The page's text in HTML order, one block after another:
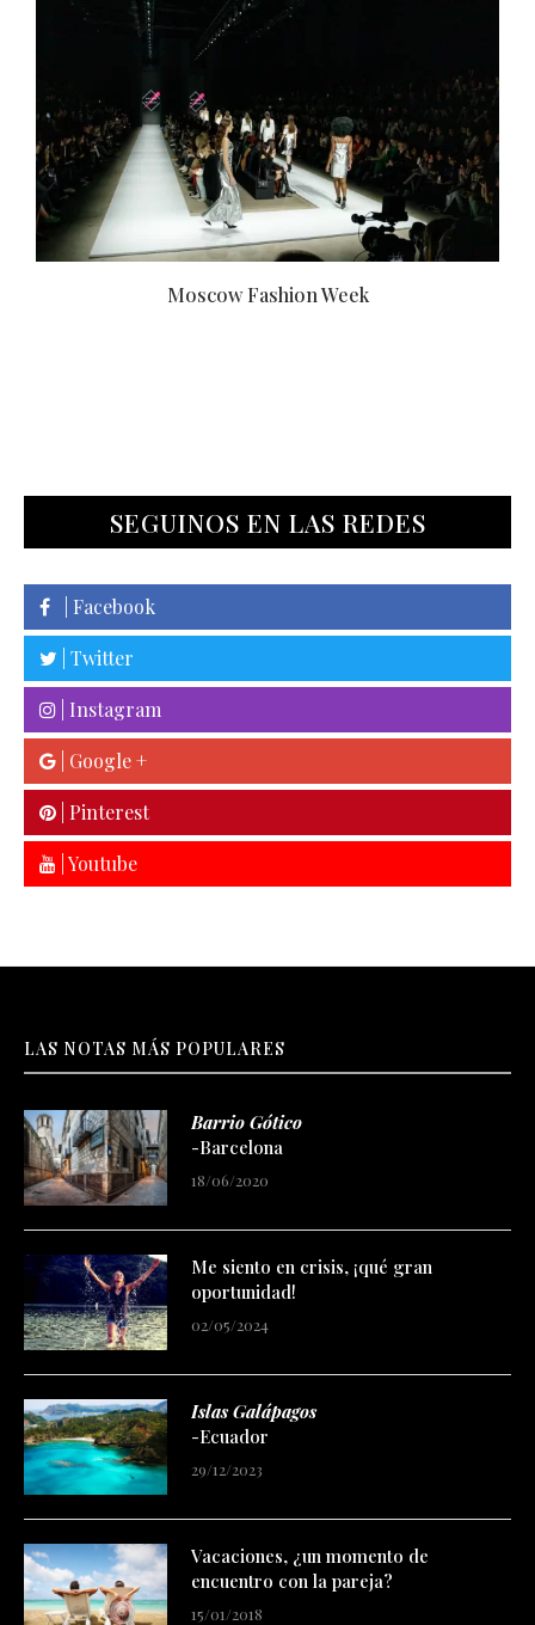
Moscow Fashion Week
SEGUINOS EN LAS REDES
| Facebook
| Twitter
| Instagram
| Google +
| Pinterest
| Youtube
LAS NOTAS MÁS POPULARES
Barrio Gótico
-Barcelona
18/06/2020
Me siento en crisis, ¡qué gran
oportunidad!
02/05/2024
Islas Galápagos
-Ecuador
29/12/2023
Vacaciones, ¿un momento de
encuentro con la pareja?
15/01/2018